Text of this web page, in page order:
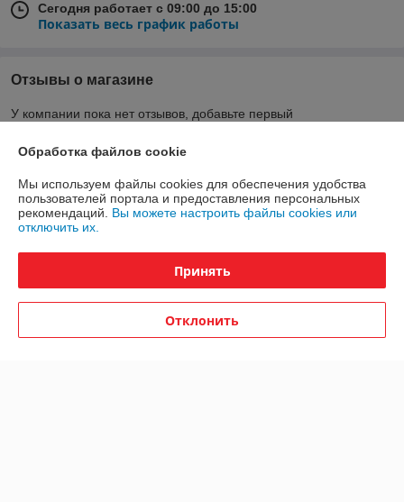
Сегодня работает с 09:00 до 15:00
Показать весь график работы
Отзывы о магазине
У компании пока нет отзывов, добавьте первый
Контакты
Доставка и оплата
График работы
Полная версия сайта
Обработка файлов cookie
Мы используем файлы cookies для обеспечения удобства
пользователей портала и предоставления персональных
рекомендаций. Вы можете настроить файлы cookies или
отключить их.
Принять
Отклонить